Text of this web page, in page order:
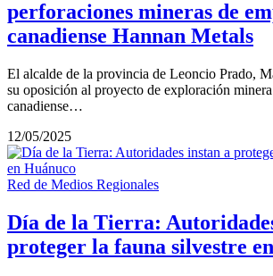
perforaciones mineras de
canadiense Hannan Metals
El alcalde de la provincia de Leoncio Prado,
su oposición al proyecto de exploración
canadiense…
12/05/2025
Red de Medios Regionales
Día de la Tierra:
proteger la fauna silvestre